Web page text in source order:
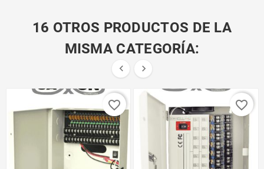
16 OTROS PRODUCTOS DE LA
MISMA CATEGORÍA:
 
favorite_border favorite_border